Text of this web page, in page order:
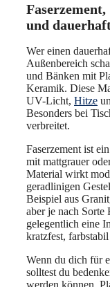
und
Wer einen
Außenbereich
und Bänken mit
Keramik. Diese
UV-Licht, Hitze
Besonders bei
verbreitet.
Faserzement ist
mit mattgrauer
Material wirkt
geradlinigen
Beispiel aus
aber je nach Sorte
gelegentlich eine
kratzfest,
Wenn du dich für
solltest du
werden können.